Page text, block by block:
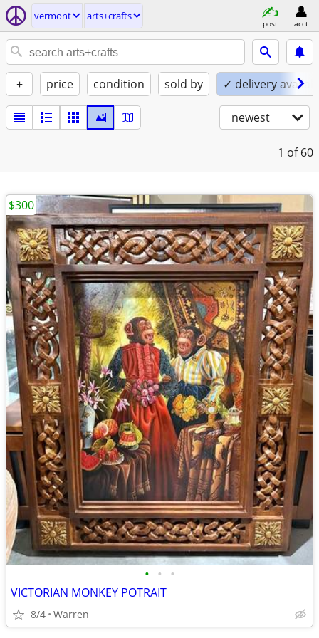
vermont arts+crafts
post acct
+ price condition sold by ✓ delivery
newest
1 of 60
• • •
VICTORIAN MONKEY POTRAIT
8/4 Warren
$300